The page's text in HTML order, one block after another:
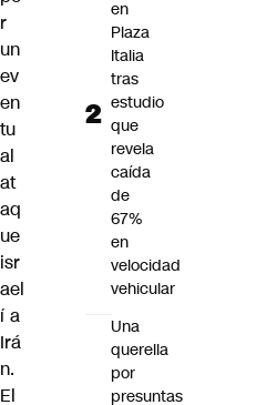
r
un
ev
en
tu
al
at
aq
ue
isr
ael
í a
Irá
n.
El
en
Plaza
Italia
tras
estudio
que
revela
caída
de
67%
en
velocidad
vehicular
Una
querella
por
presuntas